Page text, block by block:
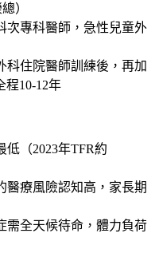
）
次專科醫師，急性兒童外
科住院醫師訓練後，再加
程10-12年
低（2023年TFR約
醫療風險認知高，家長期
需全天候待命，體力負荷